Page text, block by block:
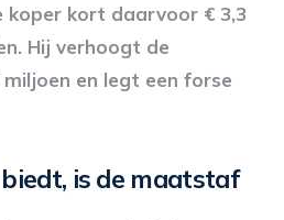
koper kort daarvoor € 3,3
Hij verhoogt de
en legt een forse
is de maatstaf